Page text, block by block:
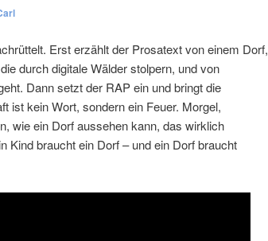
Erst erzählt der Prosatext von einem Dorf,
durch digitale Wälder stolpern, und von
Dann setzt der RAP ein und bringt die
ist kein Wort, sondern ein Feuer. Morgel,
wie ein Dorf aussehen kann, das wirklich
Kind braucht ein Dorf – und ein Dorf braucht